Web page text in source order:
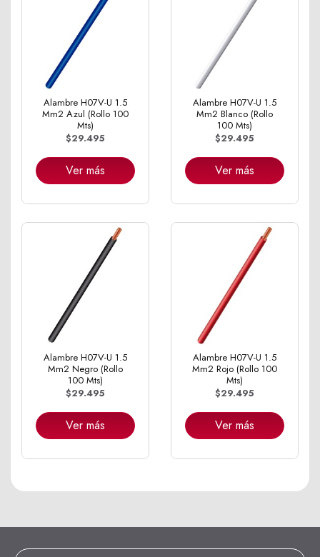
Alambre H07V-U 1.5
Mm2 Azul (Rollo 100
Mts)
$29.495
Ver más
Alambre H07V-U 1.5
Mm2 Blanco (Rollo
100 Mts)
$29.495
Ver más
Alambre H07V-U 1.5
Mm2 Negro (Rollo
100 Mts)
$29.495
Ver más
Alambre H07V-U 1.5
Mm2 Rojo (Rollo 100
Mts)
$29.495
Ver más